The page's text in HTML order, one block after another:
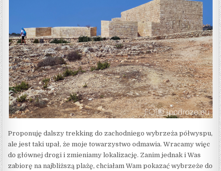
Proponuję dalszy trekking do zachodniego wybrzeża półwyspu,
ale jest taki upał, że moje towarzystwo odmawia. Wracamy więc
do głównej drogi i zmieniamy lokalizację. Zanim jednak i Was
zabiorę na najbliższą plażę, chciałam Wam pokazać wybrzeże do